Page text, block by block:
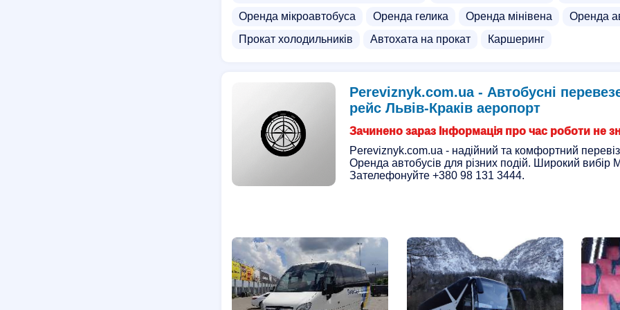
Оренда мікроавтобуса Оренда гелика Оренда мінівена
Оренда
Прокат холодильників
Автохата на прокат Каршеринг
Pereviznyk.com.ua - Автобусні
рейс Львів-Краків аеропорт
Зачинено зараз Інформація про час роботи не
Pereviznyk.com.ua - надійний та комфортний
Оренда автобусів для різних подій. Широкий вибір
Зателефонуйте +380 98 131 3444.